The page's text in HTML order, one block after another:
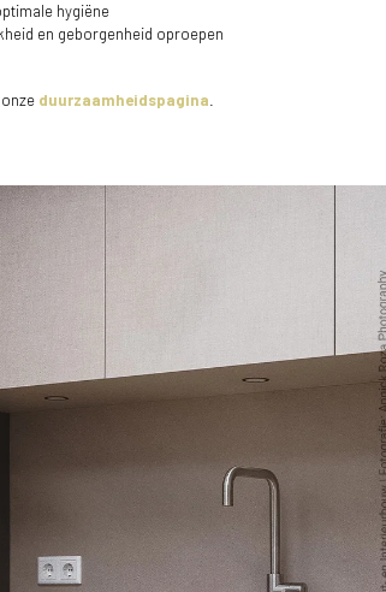
hygiëne
en geborgenheid oproepen
duurzaamheidspagina.